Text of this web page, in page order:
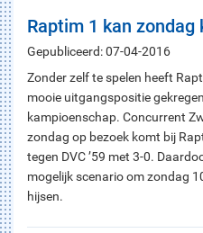
Raptim 1 kan zondag
Gepubliceerd: 07-04-2016
Zonder zelf te spelen heeft
mooie uitgangspositie
kampioenschap. Concurrent
zondag op bezoek komt bij
tegen DVC ’59 met 3-0.
mogelijk scenario om zondag
hijsen.